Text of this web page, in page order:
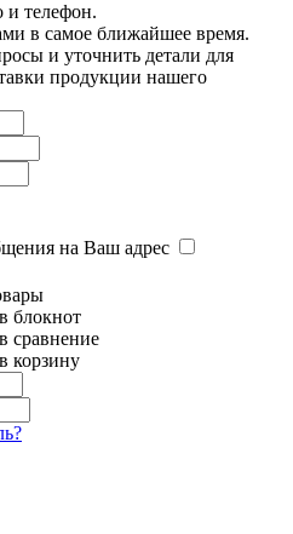
телефон.
в самое ближайшее время.
и уточнить детали для
продукции нашего
на Ваш адрес
блокнот
сравнение
корзину